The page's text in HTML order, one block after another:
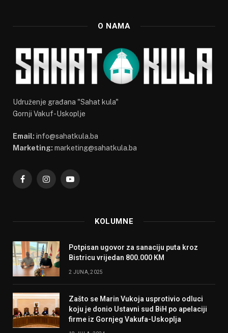
O NAMA
Udruženje građana "Sahat kula"
Gornji Vakuf-Uskoplje
Email: info@sahatkula.ba
Marketing: marketing@sahatkula.ba
FacebookInstagramYouTube
KOLUMNE
Potpisan ugovor za sanaciju puta kroz
Bistricu vrijedan 800.000 KM
2 JUNA, 2025
Zašto se Marin Vukoja usprotivio odluci
koju je donio Ustavni sud BiH po apelaciji
firme iz Gornjeg Vakufa-Uskoplja